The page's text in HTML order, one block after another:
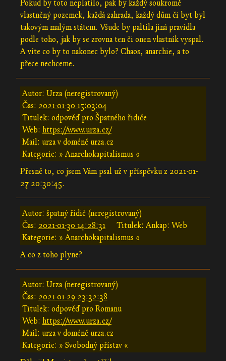
Pokud by toto neplatilo, pak by každý soukromě
vlastněný pozemek, každá zahrada, každý dům či byt byl
takovým malým státem. Všude by paltila jiná pravidla
podle toho, jak by se zrovna ten či onen vlastník vyspal.
A víte co by to nakonec bylo? Chaos, anarchie, a to
přece nechceme.
Autor: Urza (neregistrovaný)
Čas: 2021-01-30 15:03:04
Titulek: odpověď pro Špatného řidiče
Web: https://www.urza.cz/
Mail: urza v doméně urza.cz
Kategorie: » Anarchokapitalismus «
Přesně to, co jsem Vám psal už v příspěvku z 2021-01-
27 20:30:45.
Autor: špatný řidič (neregistrovaný)
Čas: 2021-01-30 14:28:31
Titulek: Ankap: Web
Kategorie: » Anarchokapitalismus «
A co z toho plyne?
Autor: Urza (neregistrovaný)
Čas: 2021-01-29 23:32:38
Titulek: odpověď pro Romanu
Web: https://www.urza.cz/
Mail: urza v doméně urza.cz
Kategorie: » Svobodný přístav «